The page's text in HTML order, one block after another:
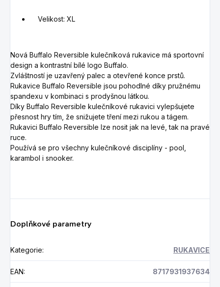
Velikost: XL
Nová Buffalo Reversible kulečníková rukavice má sportovní
design a kontrastní bílé logo Buffalo.
Zvláštností je uzavřený palec a otevřené konce prstů.
Rukavice Buffalo Reversible jsou pohodlné díky pružnému
spandexu v kombinaci s prodyšnou látkou.
Díky Buffalo Reversible kulečníkové rukavici vylepšujete
přesnost hry tím, že snižujete tření mezi rukou a tágem.
Rukavici Buffalo Reversible lze nosit jak na levé, tak na pravé
ruce.
Používá se pro všechny kulečníkové disciplíny - pool,
karambol i snooker.
Doplňkové parametry
Kategorie: RUKAVICE
EAN: 8717931937634